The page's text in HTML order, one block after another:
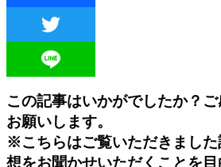
この記事はいかがでしたか？
お願いします。
※こちらはご覧いただきまし
想をお聞かせいただくことを